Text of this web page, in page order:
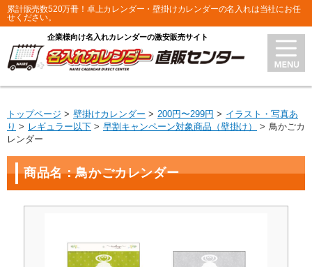
累計販売数520万冊！卓上カレンダー・壁掛けカレンダーの名入れは当社にお任
せください。
企業様向け名入れカレンダーの激安販売サイト
トップページ 壁掛けカレンダー 200円〜299円
イラスト・写真あ
り
レギュラー以下 早割キャンペーン対象商品（壁掛け）
鳥かごカ
レンダー
商品名：鳥かごカレンダー